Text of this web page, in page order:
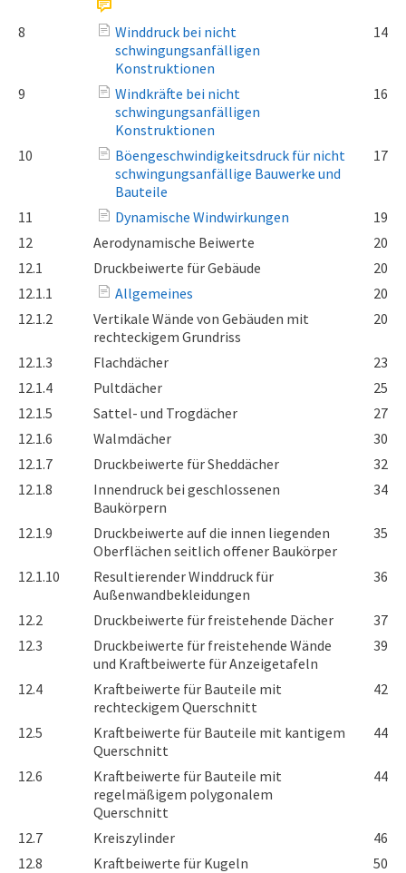
8
Winddruck bei nicht
schwingungsanfälligen
Konstruktionen
14
9
Windkräfte bei nicht
schwingungsanfälligen
Konstruktionen
16
10
Böengeschwindigkeitsdruck für nicht
schwingungsanfällige Bauwerke und
Bauteile
17
11 Dynamische Windwirkungen
19
12
Aerodynamische Beiwerte
20
12.1
Druckbeiwerte für Gebäude
20
12.1.1
Allgemeines
20
12.1.2
Vertikale Wände von Gebäuden mit
rechteckigem Grundriss
20
12.1.3 Flachdächer
23
12.1.4
Pultdächer
25
12.1.5
Sattel- und Trogdächer
27
12.1.6
Walmdächer
30
12.1.7
Druckbeiwerte für Sheddächer
32
12.1.8
Innendruck bei geschlossenen
Baukörpern
34
12.1.9
Druckbeiwerte auf die innen liegenden
Oberflächen seitlich offener Baukörper
35
12.1.10
Resultierender Winddruck für
Außenwandbekleidungen
36
12.2 Druckbeiwerte für freistehende Dächer
37
12.3
Druckbeiwerte für freistehende Wände
und Kraftbeiwerte für Anzeigetafeln
39
12.4
Kraftbeiwerte für Bauteile mit
rechteckigem Querschnitt
42
12.5
Kraftbeiwerte für Bauteile mit kantigem
Querschnitt
44
12.6
Kraftbeiwerte für Bauteile mit
regelmäßigem polygonalem
Querschnitt
44
12.7 Kreiszylinder
46
12.8
Kraftbeiwerte für Kugeln
50